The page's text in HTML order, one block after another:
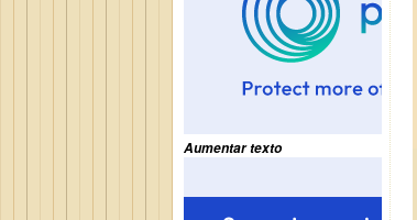
Aumentar texto